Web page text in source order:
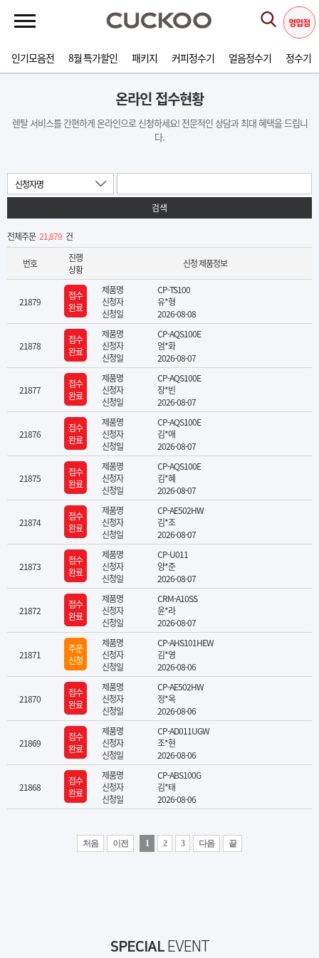
인기모음전 8월 특가할인 패키지 커피정수기 얼음정수기 정수기
온라인 접수현황
렌탈 서비스를 간편하게 온라인으로 신청하세요! 전문적인 상담과 최대 혜택을 드립니
다.
신청자명
검색
전체주문 21,879 건
번호
진행
상황
신청 제품정보
21879
접수
완료
제품명
CP-TS100
신청자
유*형
신청일
2026-08-08
21878
접수
완료
제품명
CP-AQS100E
신청자
엄*화
신청일
2026-08-07
21877
접수
완료
제품명
CP-AQS100E
신청자
장*빈
신청일
2026-08-07
21876
접수
완료
제품명
CP-AQS100E
신청자
김*애
신청일
2026-08-07
21875
접수
완료
제품명
CP-AQS100E
신청자
김*혜
신청일
2026-08-07
21874
접수
완료
제품명
CP-AE502HW
신청자
김*조
신청일
2026-08-07
21873
접수
완료
제품명
CP-U011
신청자
양*준
신청일
2026-08-07
21872
접수
완료
제품명
CRM-A10SS
신청자
윤*라
신청일
2026-08-07
21871
주문
신청
제품명
CP-AHS101HEW
신청자
김*영
신청일
2026-08-06
21870
접수
완료
제품명
CP-AE502HW
신청자
정*옥
신청일
2026-08-06
21869
접수
완료
제품명
CP-AD011UGW
신청자
조*현
신청일
2026-08-06
21868
접수
완료
제품명
CP-ABS100G
신청자
김*태
신청일
2026-08-06
처음 이전 1 2 3 다음 끝
SPECIALEVENT